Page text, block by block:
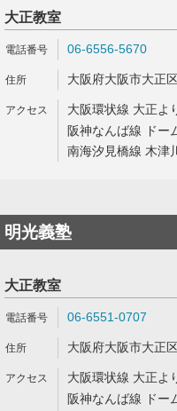
大正教室
06-6556-5670
大阪府大阪市大正
大阪環状線 大正よ
阪神なんば線 ドー
南海汐見橋線 木津
明光義塾
大正教室
06-6551-0707
大阪府大阪市大正
大阪環状線 大正よ
阪神なんば線 ドー